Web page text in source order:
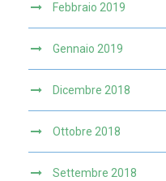
Febbraio 2019
Gennaio 2019
Dicembre 2018
Ottobre 2018
Settembre 2018